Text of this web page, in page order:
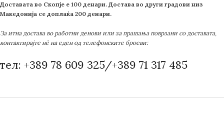
Доставата во Скопје е 100 денари. Достава во други градови низ
Македонија се доплаќа 200 денари.
За итна достава во работни денови или за прашања поврзани со доставата,
контактирајте нè на еден од телефонските броеви:
тел: +389 78 609 325/+389 71 317 485